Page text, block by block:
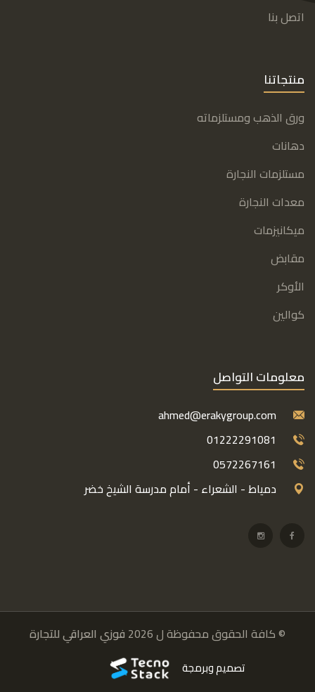
اتصل بنا
منتجاتنا
ورق الذهب ومستلزماته
دهانات
مستلزمات النجارة
معدات النجارة
ميكانيزمات
مقابض
الأوكر
كوالين
معلومات التواصل
ahmed@erakygroup.com
01222291081
0572267161
دمياط - الشعراء - أمام مدرسة الشيخ خضر
© كافة الحقوق محفوظة ل 2026 فوزي العراقي للتجارة
تصميم وبرمجة